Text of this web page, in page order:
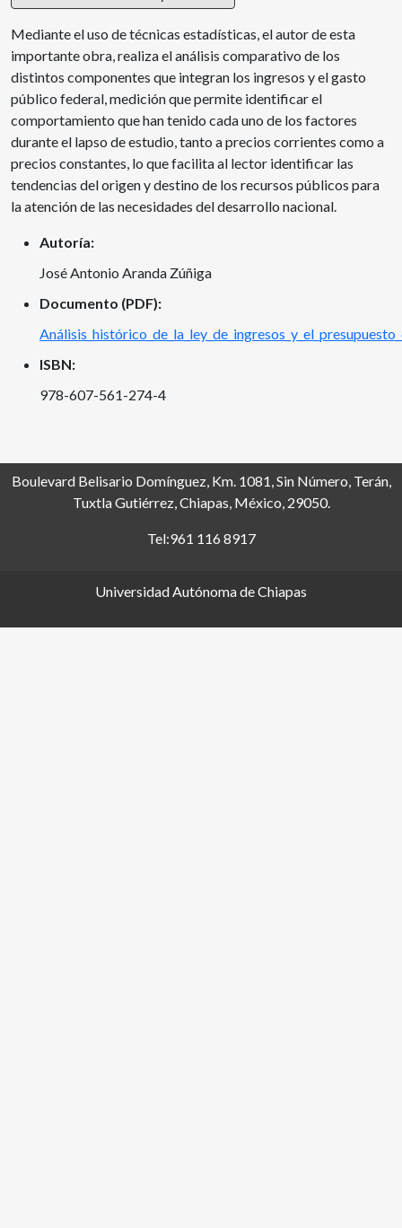
Mediante el uso de técnicas estadísticas, el autor de esta
importante obra, realiza el análisis comparativo de los
distintos componentes que integran los ingresos y el gasto
público federal, medición que permite identificar el
comportamiento que han tenido cada uno de los factores
durante el lapso de estudio, tanto a precios corrientes como a
precios constantes, lo que facilita al lector identificar las
tendencias del origen y destino de los recursos públicos para
la atención de las necesidades del desarrollo nacional.
Autoría:
José Antonio Aranda Zúñiga
Documento (PDF):
ISBN:
978-607-561-274-4
Boulevard Belisario Domínguez, Km. 1081, Sin Número, Terán,
Tuxtla Gutiérrez, Chiapas, México, 29050.
Tel:961 116 8917
Universidad Autónoma de Chiapas